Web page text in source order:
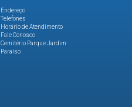
Endereço
Telefones
Horário de Atendimento
Fale Conosco
Cemitério Parque Jardim
Paraíso